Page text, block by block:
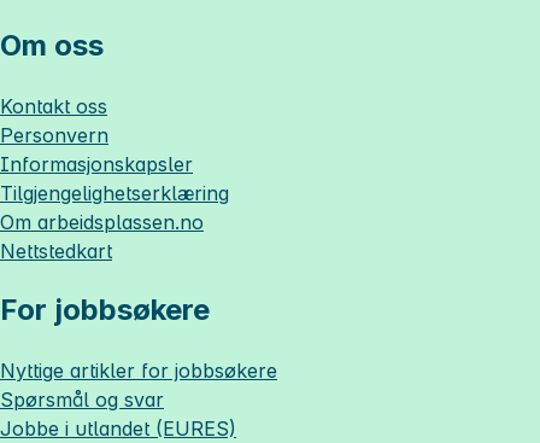
Om oss
Kontakt oss
Personvern
Informasjonskapsler
Tilgjengelighetserklæring
Om arbeidsplassen.no
Nettstedkart
For jobbsøkere
Nyttige artikler for jobbsøkere
Spørsmål og svar
Jobbe i utlandet (EURES)